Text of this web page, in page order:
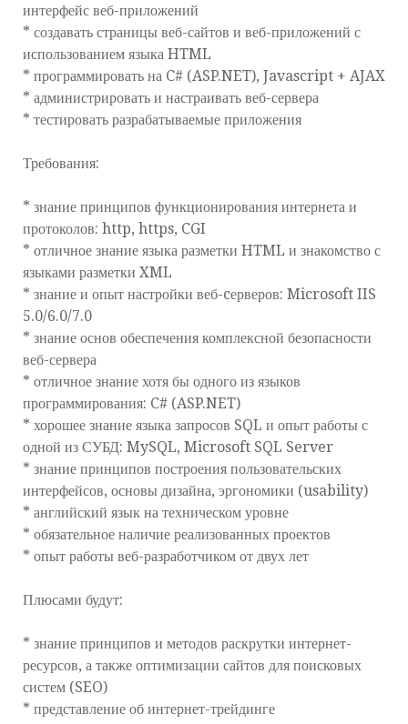
интерфейс веб-приложений
* создавать страницы веб-сайтов и веб-приложений с
использованием языка HTML
* программировать на C# (ASP.NET), Javascript + AJAX
* администрировать и настраивать веб-сервера
* тестировать разрабатываемые приложения
Требования:
* знание принципов функционирования интернета и
протоколов: http, https, CGI
* отличное знание языка разметки HTML и знакомство с
языками разметки XML
* знание и опыт настройки веб-cерверов: Microsoft IIS
5.0/6.0/7.0
* знание основ обеспечения комплексной безопасности
веб-сервера
* отличное знание хотя бы одного из языков
программирования: C# (ASP.NET)
* хорошее знание языка запросов SQL и опыт работы с
одной из СУБД: MySQL, Microsoft SQL Server
* знание принципов построения пользовательских
интерфейсов, основы дизайна, эргономики (usability)
* английский язык на техническом уровне
* обязательное наличие реализованных проектов
* опыт работы веб-разработчиком от двух лет
Плюсами будут:
* знание принципов и методов раскрутки интернет-
ресурсов, а также оптимизации сайтов для поисковых
систем (SEO)
* представление об интернет-трейдинге